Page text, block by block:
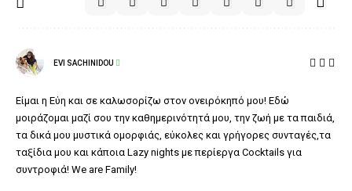
EVI SACHINIDOU
Είμαι η Εύη και σε καλωσορίζω στον ονειρόκηπό μου! Εδώ
μοιράζομαι μαζί σου την καθημερινότητά μου, την ζωή με τα παιδιά,
τα δικά μου μυστικά ομορφιάς, εύκολες και γρήγορες συνταγές,τα
ταξίδια μου και κάποια Lazy nights με περίεργα Cocktails για
συντροφιά! We are Family!